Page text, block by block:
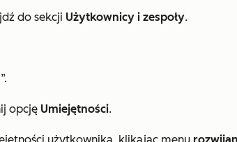
do sekcji Użytkownicy i zespoły.
”.
opcję Umiejętności.